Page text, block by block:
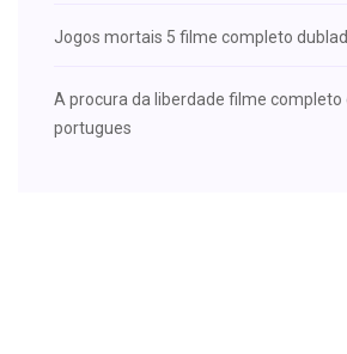
Jogos mortais 5 filme completo
A procura da liberdade filme completo
portugues